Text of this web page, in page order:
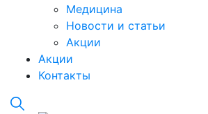
Медицина
Новости и статьи
Акции
Акции
Контакты